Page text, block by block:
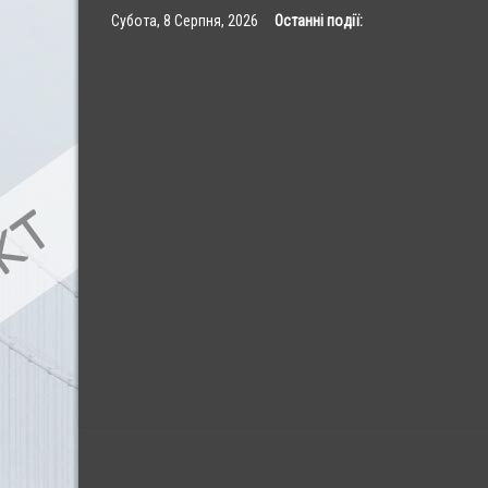
Субота, 8 Серпня, 2026 Останні події: